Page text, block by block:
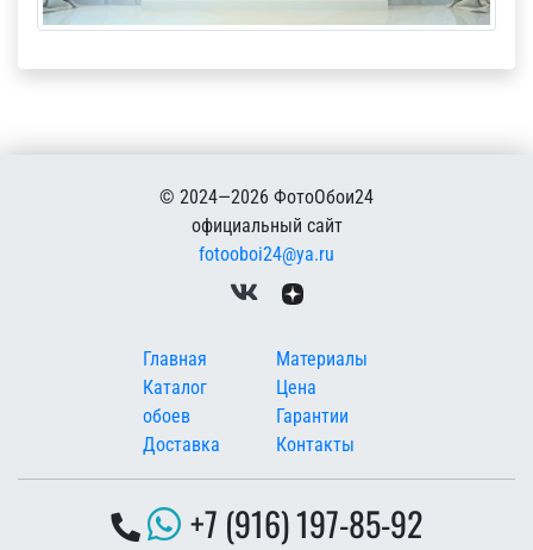
© 2024—2026 ФотоОбои24
официальный сайт
fotooboi24@ya.ru
Меню в подвале
Главная
Каталог
обоев
Доставка
Материалы
Цена
Гарантии
Контакты
+7 (916) 197-85-92